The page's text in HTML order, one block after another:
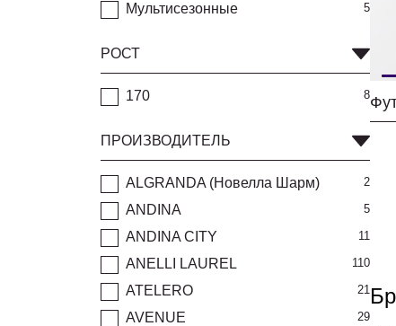
Мультисезонные 5
РОСТ
170 8
ПРОИЗВОДИТЕЛЬ
ALGRANDA (Новелла Шарм) 2
ANDINA 5
ANDINA CITY 11
ANELLI LAUREL 110
ATELERO 21
AVENUE 29